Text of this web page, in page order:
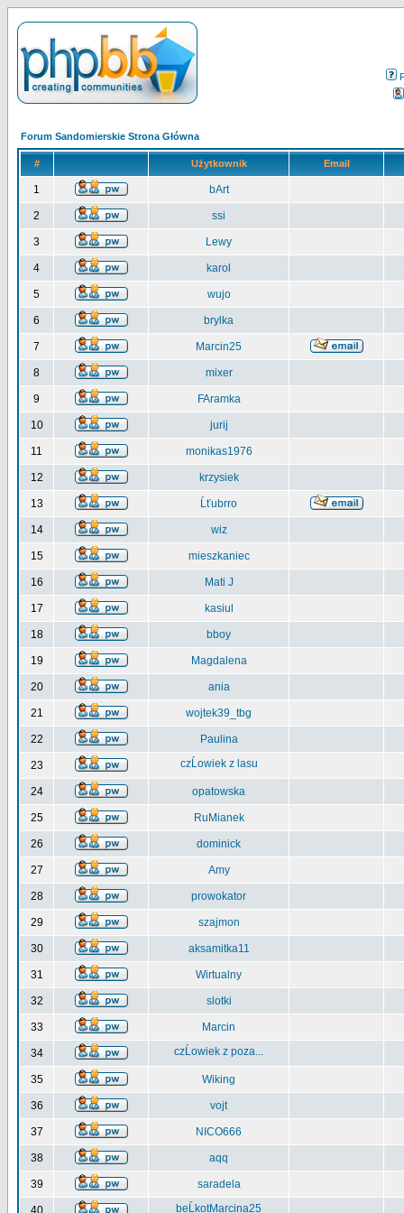
Forum Sandomierskie Strona Główna
# Użytkownik Email
1 bArt
2 ssi
3 Lewy
4 karol
5 wujo
6 brylka
7 Marcin25
8 mixer
9 FAramka
10 jurij
11 monikas1976
12 krzysiek
13 Ĺťubrro
14 wiz
15 mieszkaniec
16 Mati J
17 kasiul
18 bboy
19 Magdalena
20 ania
21 wojtek39_tbg
22 Paulina
23 czĹowiek z lasu
24 opatowska
25 RuMianek
26 dominick
27 Amy
28 prowokator
29 szajmon
30 aksamitka11
31 Wirtualny
32 slotki
33 Marcin
34 czĹowiek z poza...
35 Wiking
36 vojt
37 NICO666
38 aqq
39 saradela
40 beĹkotMarcina25